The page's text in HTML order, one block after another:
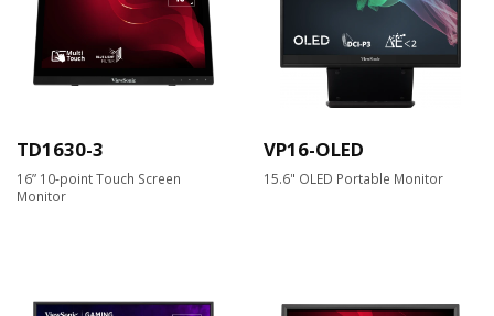
TD1630-3
16” 10-point Touch Screen
Monitor
VP16-OLED
15.6" OLED Portable Monitor